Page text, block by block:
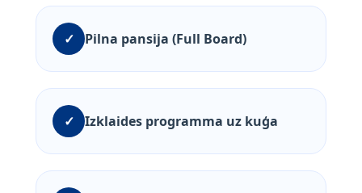
✓ Pilna pansija (Full Board)
✓ Izklaides programma uz kuģa